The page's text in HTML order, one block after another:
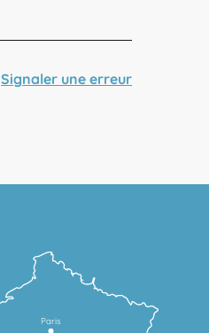
Signaler une erreur
Paris